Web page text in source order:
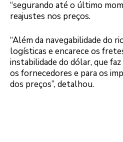
“segurando até o último
reajustes nos preços.
“Além da navegabilidade do
logísticas e encarece os
instabilidade do dólar, que
os fornecedores e para os
dos preços”, detalhou.